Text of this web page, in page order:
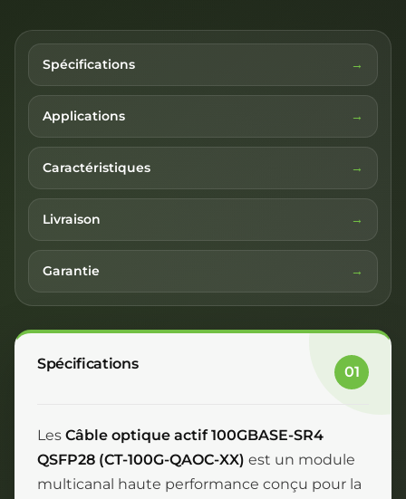
Spécifications
Applications
Caractéristiques
Livraison
Garantie
Spécifications 01
Les Câble optique actif 100GBASE-SR4
QSFP28 (CT-100G-QAOC-XX) est un module
multicanal haute performance conçu pour la